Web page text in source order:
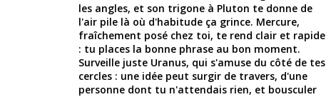
les angles, et son trigone à Pluton te donne de
l'air pile là où d'habitude ça grince. Mercure,
fraîchement posé chez toi, te rend clair et rapide
: tu places la bonne phrase au bon moment.
Surveille juste Uranus, qui s'amuse du côté de tes
cercles : une idée peut surgir de travers, d'une
personne dont tu n'attendais rien, et bousculer